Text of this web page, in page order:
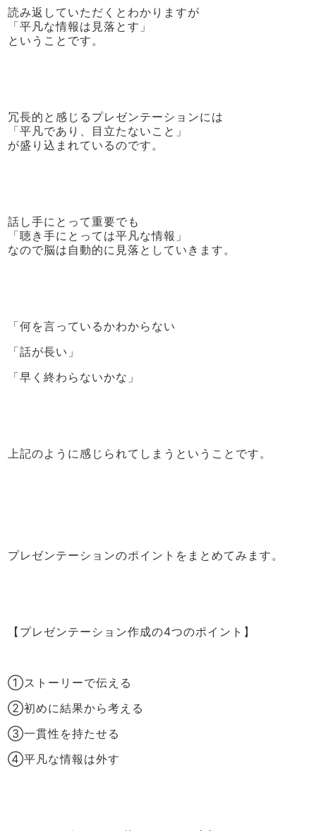
読み返していただくとわかりますが
「平凡な情報は見落とす」
ということです。
冗長的と感じるプレゼンテーションには
「平凡であり、目立たないこと」
が盛り込まれているのです。
話し手にとって重要でも
「聴き手にとっては平凡な情報」
なので脳は自動的に見落としていきます。
「何を言っているかわからない
「話が長い」
「早く終わらないかな」
上記のように感じられてしまうということです。
プレゼンテーションのポイントをまとめてみます。
【プレゼンテーション作成の4つのポイント】
①ストーリーで伝える
②初めに結果から考える
③一貫性を持たせる
④平凡な情報は外す